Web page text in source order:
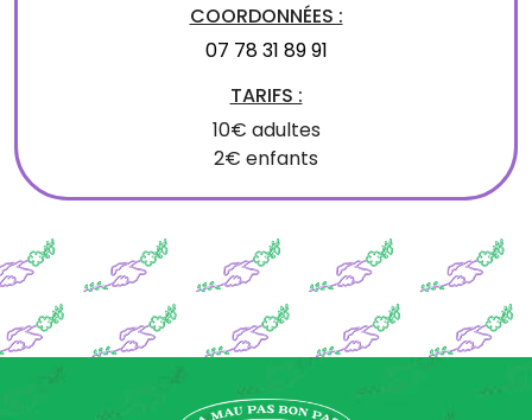
COORDONNÉES :
07 78 31 89 91
TARIFS :
10€ adultes
2€ enfants